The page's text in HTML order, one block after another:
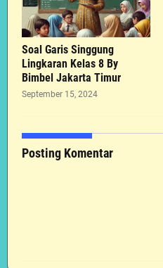
Soal Garis Singgung
Lingkaran Kelas 8 By
Bimbel Jakarta Timur
September 15, 2024
Posting Komentar